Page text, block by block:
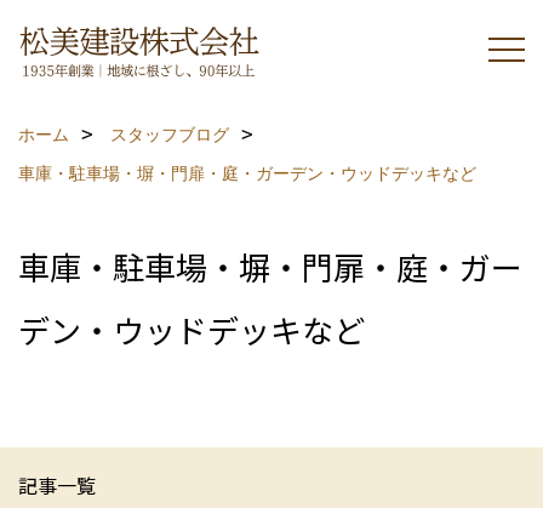
ホーム
スタッフブログ
車庫・駐車場・塀・門扉・庭・ガーデン・ウッドデッキなど
車庫・駐車場・塀・門扉・庭・ガー
デン・ウッドデッキなど
記事一覧